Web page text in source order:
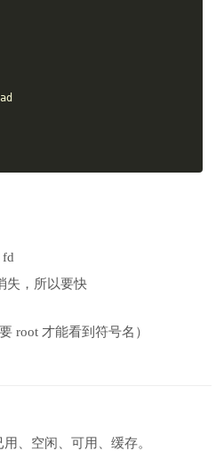
fd
失，所以要快
root 才能看到符号名）
、空闲、可用、缓存。